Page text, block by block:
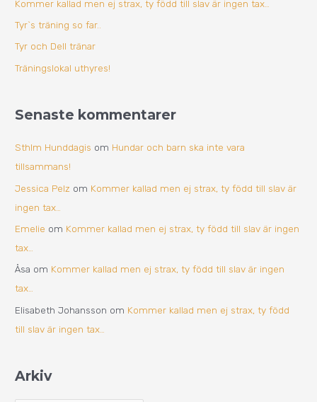
e
r
Kommer kallad men ej strax, ty född till slav är ingen tax…
Tyr`s träning so far..
Tyr och Dell tränar
Träningslokal uthyres!
Senaste kommentarer
Sthlm Hunddagis om Hundar och barn ska inte vara
tillsammans!
Jessica Pelz om Kommer kallad men ej strax, ty född till slav är
ingen tax…
Emelie om Kommer kallad men ej strax, ty född till slav är ingen
tax…
Åsa om Kommer kallad men ej strax, ty född till slav är ingen
tax…
Elisabeth Johansson om Kommer kallad men ej strax, ty född
till slav är ingen tax…
Arkiv